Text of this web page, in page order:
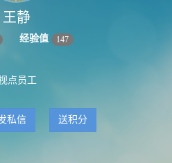
王静
经验值 147
点员工
私信 送积分